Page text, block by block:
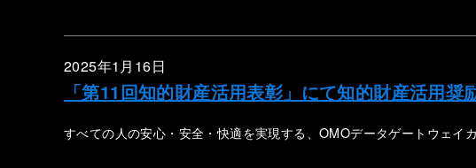
2025年1月16日
「第11回知的財産活用表彰」にて知的財産活用
すべての人の安心・安全・快適を実現する、OMOデータゲートウェ